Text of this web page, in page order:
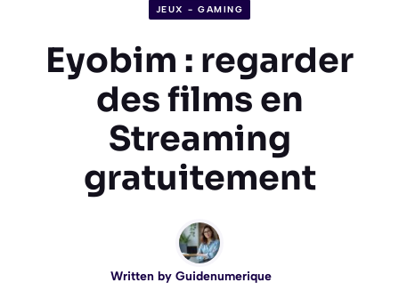
JEUX - GAMING
Eyobim : regarder
des films en
Streaming
gratuitement
Written by Guidenumerique